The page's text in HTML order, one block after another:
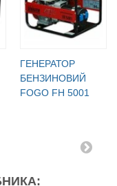
ГЕНЕРАТОР
БЕНЗИНОВИЙ
FOGO FH 5001